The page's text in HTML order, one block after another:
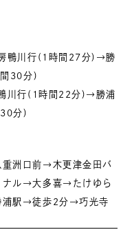
鴨川行(1時間27分)→勝
30分)
川行(1時間22分)→勝浦
分)
洲口前→木更津金田バ
ナル→大多喜→たけゆら
駅→徒歩2分→巧光寺